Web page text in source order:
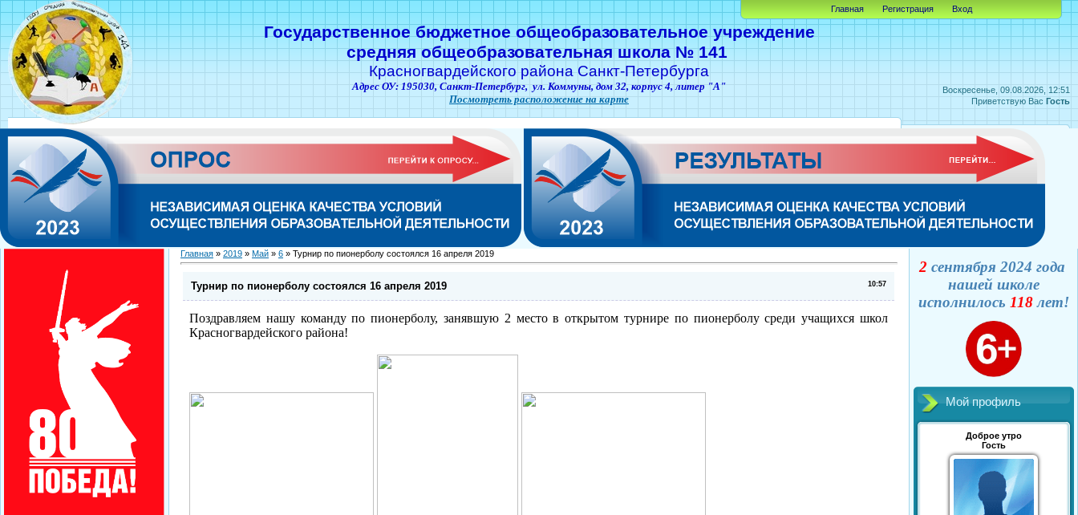
Воскресенье, 09.08.2026, 12:51
Приветствую Вас Гость
Государственное бюджетное общеобразовательное учреждение
средняя общеобразовательная школа № 141
Красногвардейского района Санкт-Петербурга
Адрес ОУ: 195030, Санкт-Петербург, ул. Коммуны, дом 32, корпус 4, литер "А"
Посмотреть расположение на карте
Главная Регистрация Вход
Главная » 2019 » Май » 6 » Турнир по пионерболу состоялся 16 апреля 2019
10:57
Турнир по пионерболу состоялся 16 апреля 2019
Поздравляем нашу команду по пионерболу, занявшую 2 место в открытом турнире по пионерболу среди учащихся школ
Красногвардейского района!
2 сентября 2024 года
нашей школе
исполнилось 118лет!
Мой профиль
Доброе утро
Гость